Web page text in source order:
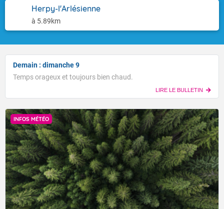
Herpy-l'Arlésienne
à 5.89km
Demain : dimanche 9
Temps orageux et toujours bien chaud.
LIRE LE BULLETIN
INFOS MÉTÉO